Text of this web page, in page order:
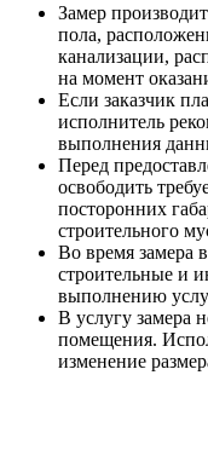
Замер
пола,
канализации,
на момент
Если заказчик
исполнитель
выполнения
Перед
освободить
посторонних
строительного
Во время замера
строительные и
выполнению
В услугу замера
помещения.
изменение